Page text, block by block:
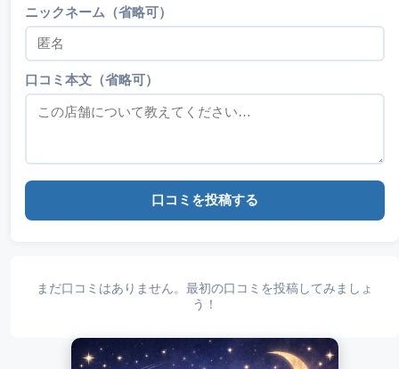
ニックネーム（省略可）
口コミ本文（省略可）
口コミを投稿する
まだ口コミはありません。最初の口コミを投稿してみましょ
う！